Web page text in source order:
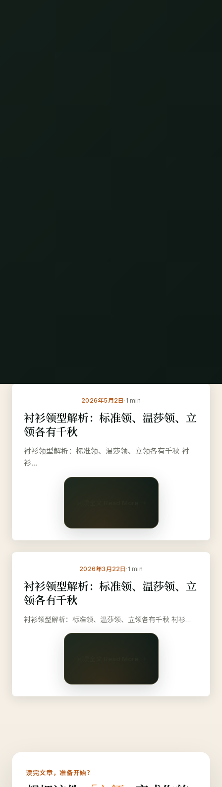
衬
#立领
2026年5月2日 · 1 min
衬衫领型解析：标准领、温莎领、立
领各有千秋
衬衫领型解析：标准领、温莎领、立领各有千秋 衬
衫…
衬
#立领
2026年3月22日 · 1 min
衬衫领型解析：标准领、温莎领、立
领各有千秋
衬衫领型解析：标准领、温莎领、立领各有千秋 衬衫…
读完文章，准备开始？